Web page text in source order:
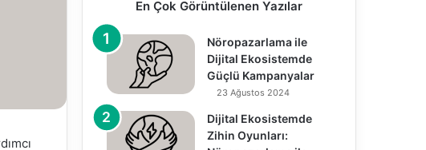
En Çok Görüntülenen Yazılar
Nöropazarlama ile
Dijital Ekosistemde
Güçlü Kampanyalar
23 Ağustos 2024
Dijital Ekosistemde
Zihin Oyunları: